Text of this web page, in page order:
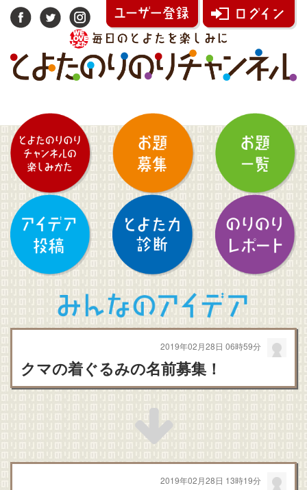
みんなのアイデア
2019年02月28日 06時59分
クマの着ぐるみの名前募集！
2019年02月28日 13時19分